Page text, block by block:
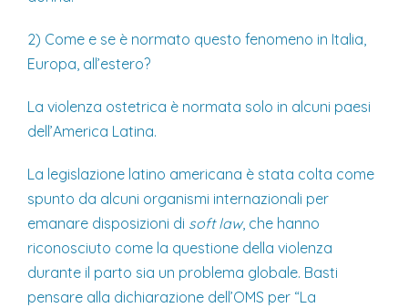
2) Come e se è normato questo fenomeno in Italia,
Europa, all’estero?
La violenza ostetrica è normata solo in alcuni paesi
dell’America Latina.
La legislazione latino americana è stata colta come
spunto da alcuni organismi internazionali per
emanare disposizioni di soft law, che hanno
riconosciuto come la questione della violenza
durante il parto sia un problema globale. Basti
pensare alla dichiarazione dell’OMS per “La